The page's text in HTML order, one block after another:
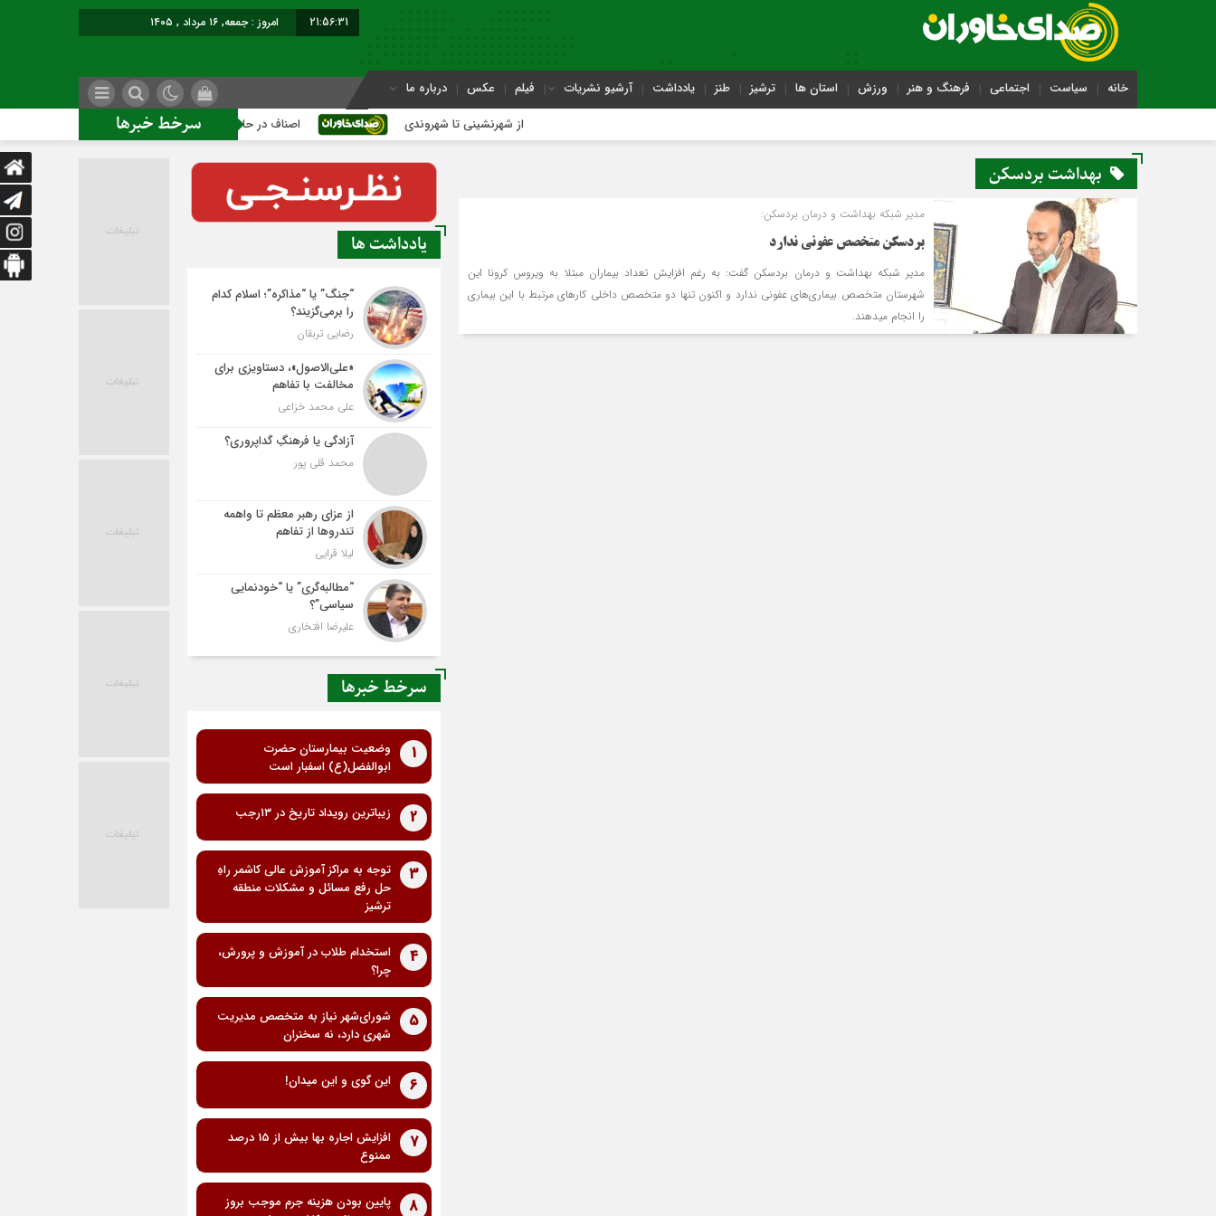
21:56:31 امروز : جمعه, ۱۶ مرداد , ۱۴۰۵
خانه سیاست اجتماعی فرهنگ و هنر ورزش استان ها ترشیز طنز یادداشت آرشیو نشریات فیلم عکس درباره ما
سرخط خبرها از شهرنشینی تا شهروندی اصناف در حاشیه تصمیم‌سازی؛ شهر بدون بازار به کجا می‌رسد؟
بهداشت بردسکن
مدیر شبکه بهداشت و درمان بردسکن:
بردسکن متخصص عفونی ندارد
مدیر شبکه بهداشت و درمان بردسکن گفت: به رغم افزایش تعداد بیماران مبتلا به ویروس کرونا این
شهرستان متخصص بیماری‌های عفونی ندارد و اکنون تنها دو متخصص داخلی کارهای مرتبط با این بیماری
را انجام می‎دهند.
یادداشت ها
“جنگ” یا “مذاکره”؛ اسلام کدام
را برمی‌گزیند؟
رضایی تربقان
«علی‌الاصول»، دستاویزی برای
مخالفت با تفاهم
علی محمد خزاعی
آزادگی یا فرهنگِ گداپروری؟
محمد قلی پور
از عزای رهبر معظم تا واهمه
تندروها از تفاهم
لیلا قرایی
“مطالبه‌گری” یا “خودنمایی
سیاسی”؟
علیرضا افتخاری
سرخط خبرها
1
وضعیت بیمارستان حضرت
ابوالفضل(ع) اسفبار است
2 زیباترین رویداد تاریخ در ۱۳رجب
3
توجه به مراکز آموزش عالی کاشمر راهِ
حل رفع مسائل و مشکلات منطقه
ترشیز
4
استخدام طلاب در آموزش و پرورش،
چرا؟
5
شورای‌شهر نیاز به متخصص مدیریت
شهری دارد، نه سخنران
6 این گوی و این میدان!
7
افزایش اجاره بها بیش از 15 درصد
ممنوع
8
پایین بودن هزینه جرم موجب بروز